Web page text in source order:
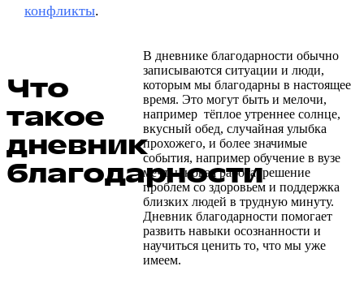
конфликты.
Что
такое
дневник
благодарности
В дневнике благодарности обычно
записываются ситуации и люди,
которым мы благодарны в настоящее
время. Это могут быть и мелочи,
например тёплое утреннее солнце,
вкусный обед, случайная улыбка
прохожего, и более значимые
события, например обучение в вузе
мечты, новая работа, решение
проблем со здоровьем и поддержка
близких людей в трудную минуту.
Дневник благодарности помогает
развить навыки осознанности и
научиться ценить то, что мы уже
имеем.